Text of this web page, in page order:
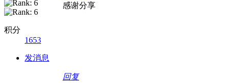
积分
1653
发消息
感谢分享
回复